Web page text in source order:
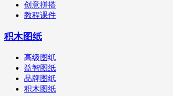
创意拼搭
教程课件
积木图纸
高级图纸
益智图纸
品牌图纸
积木图纸